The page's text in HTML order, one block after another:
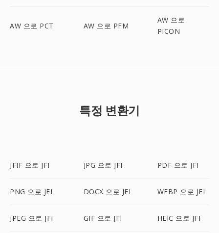
AW 으로 PCT AW 으로 PFM
AW 으로
PICON
특정 변환기
JFIF 으로 JFI JPG 으로 JFI PDF 으로 JFI
PNG 으로 JFI DOCX 으로 JFI WEBP 으로 JFI
JPEG 으로 JFI GIF 으로 JFI HEIC 으로 JFI